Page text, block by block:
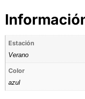
Estación
Verano
Color
azul